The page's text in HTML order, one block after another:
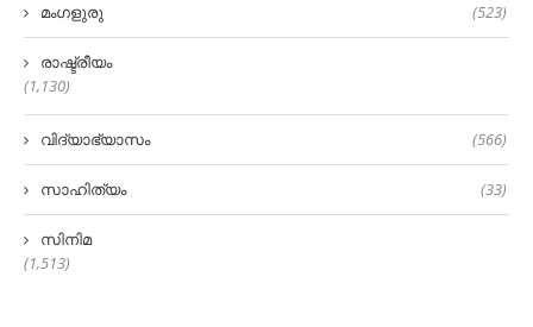
മംഗളുരു (523)
രാഷ്ട്രീയം
(1,130)
വിദ്യാഭ്യാസം (566)
സാഹിത്യം (33)
സിനിമ
(1,513)